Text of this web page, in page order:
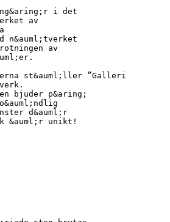
i det
av
n&auml;tverket
av
st&auml;ller ”Galleri
bjuder p&aring;
d&auml;r
&auml;r unikt!